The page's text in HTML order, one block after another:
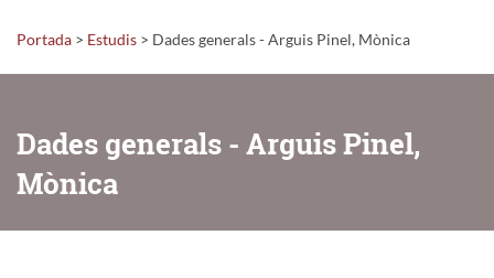
Portada > Estudis > Dades generals - Arguis Pinel, Mònica
Dades generals - Arguis Pinel,
Mònica